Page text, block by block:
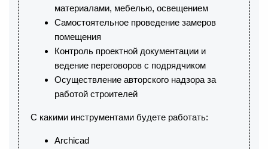
материалами, мебелью, освещением
Самостоятельное проведение замеров
помещения
Контроль проектной документации и
ведение переговоров с подрядчиком
Осуществление авторского надзора за
работой строителей
С какими инструментами будете работать:
Archicad